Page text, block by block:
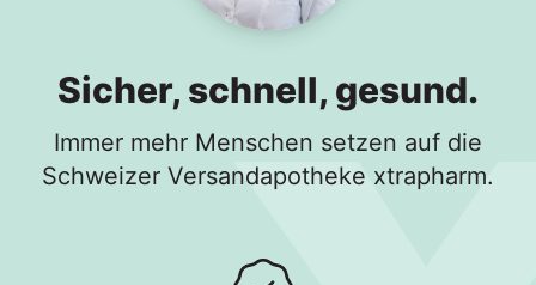
Sicher, schnell, gesund.
Immer mehr Menschen setzen auf die
Schweizer Versandapotheke xtrapharm.